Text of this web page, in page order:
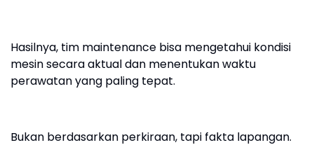
Hasilnya, tim maintenance bisa mengetahui kondisi
mesin secara aktual dan menentukan waktu
perawatan yang paling tepat.
Bukan berdasarkan perkiraan, tapi fakta lapangan.